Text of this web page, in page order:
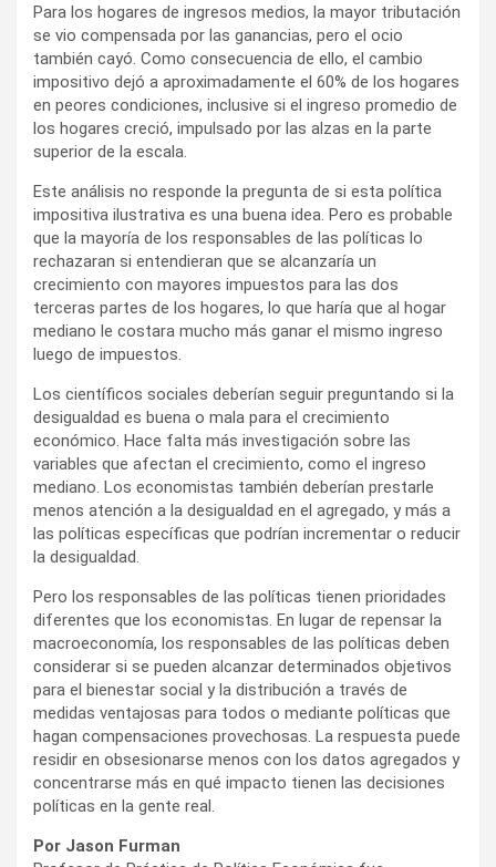
Para los hogares de ingresos medios, la mayor tributación
se vio compensada por las ganancias, pero el ocio
también cayó. Como consecuencia de ello, el cambio
impositivo dejó a aproximadamente el 60% de los hogares
en peores condiciones, inclusive si el ingreso promedio de
los hogares creció, impulsado por las alzas en la parte
superior de la escala.
Este análisis no responde la pregunta de si esta política
impositiva ilustrativa es una buena idea. Pero es probable
que la mayoría de los responsables de las políticas lo
rechazaran si entendieran que se alcanzaría un
crecimiento con mayores impuestos para las dos
terceras partes de los hogares, lo que haría que al hogar
mediano le costara mucho más ganar el mismo ingreso
luego de impuestos.
Los científicos sociales deberían seguir preguntando si la
desigualdad es buena o mala para el crecimiento
económico. Hace falta más investigación sobre las
variables que afectan el crecimiento, como el ingreso
mediano. Los economistas también deberían prestarle
menos atención a la desigualdad en el agregado, y más a
las políticas específicas que podrían incrementar o reducir
la desigualdad.
Pero los responsables de las políticas tienen prioridades
diferentes que los economistas. En lugar de repensar la
macroeconomía, los responsables de las políticas deben
considerar si se pueden alcanzar determinados objetivos
para el bienestar social y la distribución a través de
medidas ventajosas para todos o mediante políticas que
hagan compensaciones provechosas. La respuesta puede
residir en obsesionarse menos con los datos agregados y
concentrarse más en qué impacto tienen las decisiones
políticas en la gente real.
Por Jason Furman